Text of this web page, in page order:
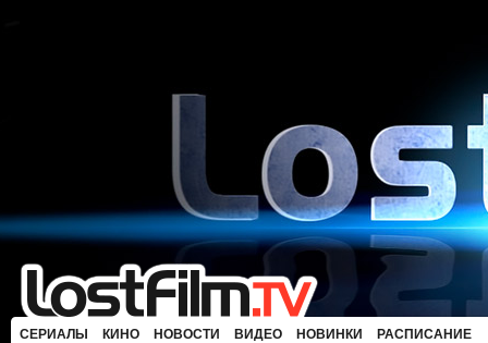
СЕРИАЛЫ КИНО НОВОСТИ ВИДЕО НОВИНКИ РАСПИСАНИЕ